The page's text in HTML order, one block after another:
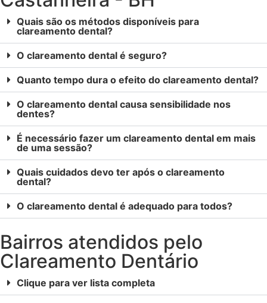
Quais são os métodos disponíveis para
clareamento dental?
O clareamento dental é seguro?
Quanto tempo dura o efeito do clareamento dental?
O clareamento dental causa sensibilidade nos
dentes?
É necessário fazer um clareamento dental em mais
de uma sessão?
Quais cuidados devo ter após o clareamento
dental?
O clareamento dental é adequado para todos?
Bairros atendidos pelo
Clareamento Dentário
Clique para ver lista completa